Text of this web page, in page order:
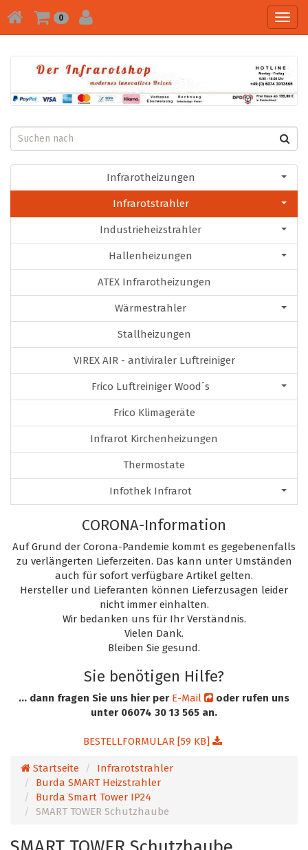
0
Infrarotheizungen
Infrarotstrahler
Industrieheizstrahler
Hallenheizungen
ATEX Infrarotheizungen
Wärmestrahler
Stallheizungen
VIREX AIR - antiviraler Luftreiniger
Frico Luftreiniger Wood´s
Frico Klimageräte
Infrarot Kirchenheizungen
Thermostate
Infothek Infrarot
CORONA-Information
Auf Grund der Corona-Pandemie kommt es gegebenenfalls
zu verlängerten Lieferzeiten. Das kann unter Umständen
auch für sofort verfügbare Artikel gelten.
Hersteller und Lieferanten können Lieferzusagen leider
nicht immer einhalten.
Wir bedanken uns für Ihr Verständnis.
Vielen Dank.
Bleiben Sie gesund.
Sie benötigen Hilfe?
... dann fragen Sie uns hier per E-Mail
oder rufen uns
unter 06074 30 13 565 an.
BESTELLFORMULAR [59 KB]
Startseite
Infrarotstrahler
Burda SMART Heizstrahler
Burda Smart Tower IP24
SMART TOWER Schutzhaube